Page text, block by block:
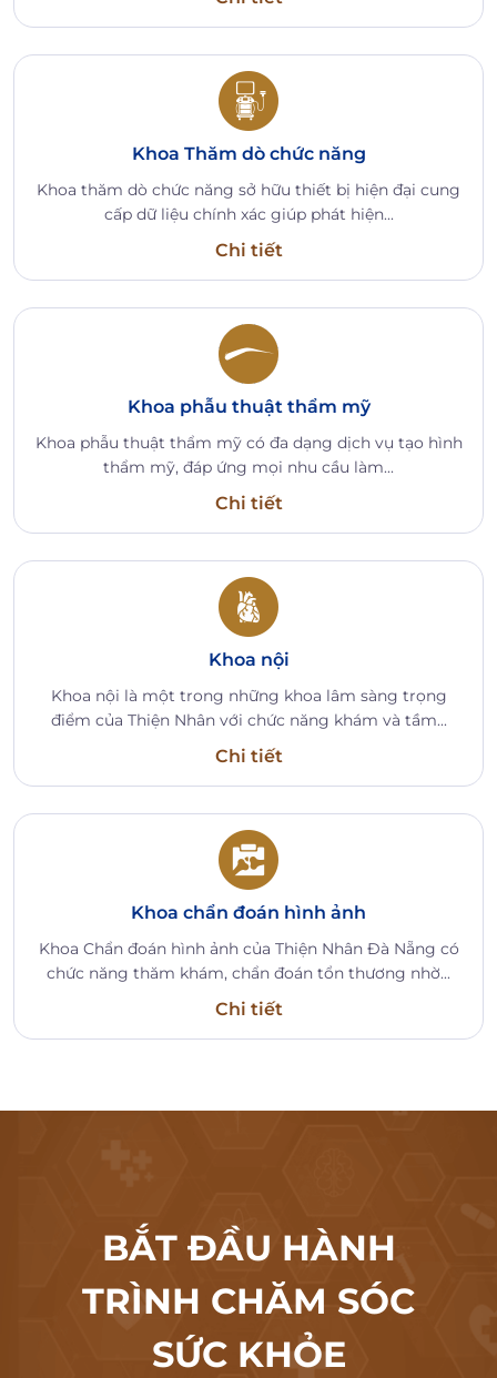
Khoa Thăm dò chức năng
Khoa thăm dò chức năng sở hữu thiết bị hiện đại cung
cấp dữ liệu chính xác giúp phát hiện...
Chi tiết
Khoa phẫu thuật thẩm mỹ
Khoa phẫu thuật thẩm mỹ có đa dạng dịch vụ tạo hình
thẩm mỹ, đáp ứng mọi nhu cầu làm...
Chi tiết
Khoa nội
Khoa nội là một trong những khoa lâm sàng trọng
điểm của Thiện Nhân với chức năng khám và tầm...
Chi tiết
Khoa chẩn đoán hình ảnh
Khoa Chẩn đoán hình ảnh của Thiện Nhân Đà Nẵng có
chức năng thăm khám, chẩn đoán tổn thương nhờ...
Chi tiết
BẮT ĐẦU HÀNH
TRÌNH CHĂM SÓC
SỨC KHỎE